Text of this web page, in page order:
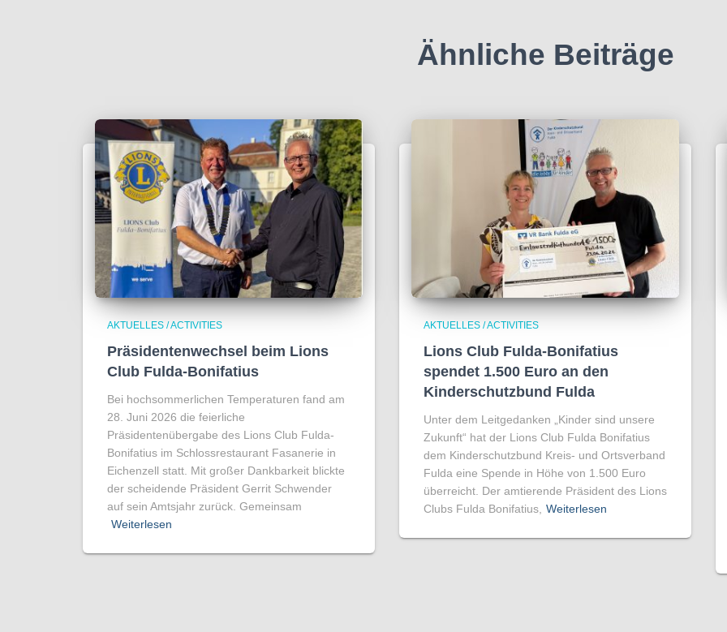
Ähnliche Beiträge
AKTUELLES / ACTIVITIES
Präsidentenwechsel beim Lions
Club Fulda-Bonifatius
Bei hochsommerlichen Temperaturen fand am
28. Juni 2026 die feierliche
Präsidentenübergabe des Lions Club Fulda-
Bonifatius im Schlossrestaurant Fasanerie in
Eichenzell statt. Mit großer Dankbarkeit blickte
der scheidende Präsident Gerrit Schwender
auf sein Amtsjahr zurück. Gemeinsam
Weiterlesen
AKTUELLES / ACTIVITIES
Lions Club Fulda-Bonifatius
spendet 1.500 Euro an den
Kinderschutzbund Fulda
Unter dem Leitgedanken „Kinder sind unsere
Zukunft“ hat der Lions Club Fulda Bonifatius
dem Kinderschutzbund Kreis- und Ortsverband
Fulda eine Spende in Höhe von 1.500 Euro
überreicht. Der amtierende Präsident des Lions
Clubs Fulda Bonifatius, Weiterlesen